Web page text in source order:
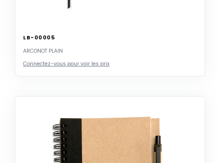
LB-00005
ARCONOT PLAIN
Connectez-vous pour voir les prix